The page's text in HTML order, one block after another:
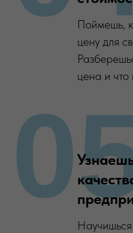
Поймешь,
цену для
цена и что